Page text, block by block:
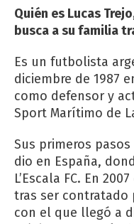
Quién es Lucas
busca a su familia
Es un futbolista
diciembre de 1987
como defensor y
Sport Marítimo de
Sus primeros
dio en España,
L’Escala FC. En
tras ser contratado
con el que llegó a